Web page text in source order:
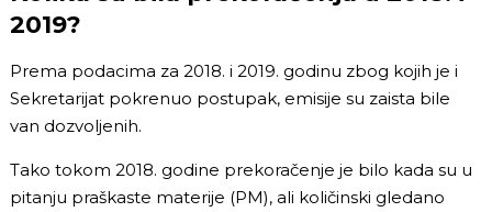
2019?
Prema podacima za 2018. i 2019. godinu zbog kojih je i
Sekretarijat pokrenuo postupak, emisije su zaista bile
van dozvoljenih.
Tako tokom 2018. godine prekoračenje je bilo kada su u
pitanju praškaste materije (PM), ali količinski gledano